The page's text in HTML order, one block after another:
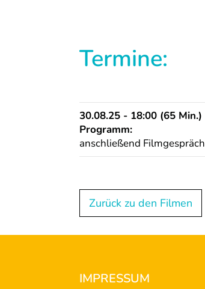
Termine:
30.08.25 - 18:00 (65 Min.)
Programm:
anschließend
Zurück zu den Filmen
IMPRESSUM